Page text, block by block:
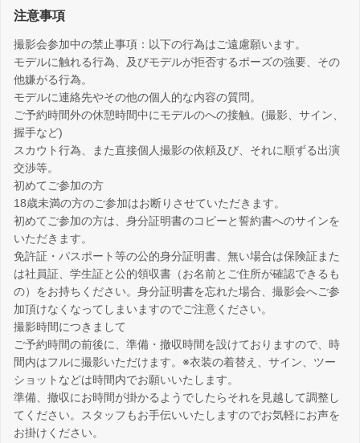
注意事項
撮影会参加中の禁止事項：以下の行為はご遠慮願います。
モデルに触れる行為、及びモデルが拒否するポーズの強要、その
他嫌がる行為。
モデルに連絡先やその他の個人的な内容の質問。
ご予約時間外の休憩時間中にモデルのへの接触。(撮影、サイン、
握手など)
スカウト行為、また直接個人撮影の依頼及び、それに順ずる出演
交渉等。
初めてご参加の方
18歳未満の方のご参加はお断りさせていただきます。
初めてご参加の方は、身分証明書のコピーと誓約書へのサインを
いただきます。
免許証・パスポート等の公的身分証明書、無い場合は保険証また
は社員証、学生証と公的領収書（お名前とご住所が確認できるも
の）をお持ちください。身分証明書を忘れた場合、撮影会へご参
加頂けなくなってしまいますのでご注意ください。
撮影時間につきまして
ご予約時間の前後に、準備・撤収時間を設けておりますので、時
間内はフルに撮影いただけます。※衣装の着替え、サイン、ツー
ショットなどは時間内でお願いいたします。
準備、撤収にお時間が掛かるようでしたらそれを見越して調整し
てください。スタッフもお手伝いいたしますのでお気軽にお声を
お掛けください。